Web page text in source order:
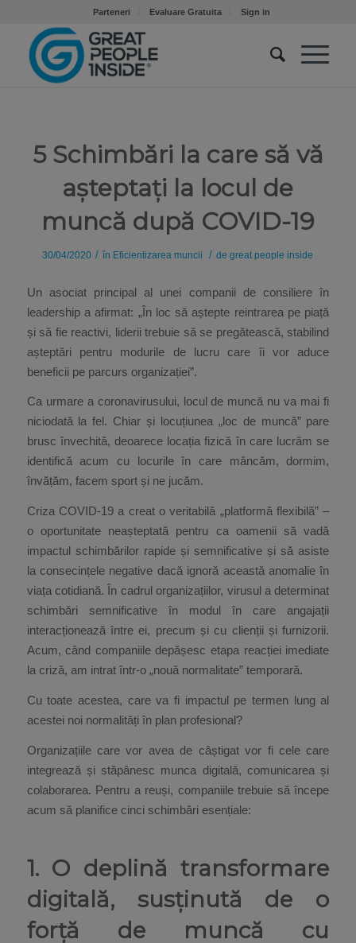
Parteneri Evaluare Gratuita Sign in
5 Schimbări la care să vă
așteptați la locul de
muncă după COVID-19
30/04/2020 / în Eficientizarea muncii / degreat people inside
Un asociat principal al unei companii de consiliere în
leadership a afirmat: „În loc să aștepte reintrarea pe piață
și să fie reactivi, liderii trebuie să se pregătească, stabilind
așteptări pentru modurile de lucru care îi vor aduce
beneficii pe parcurs organizației”.
Ca urmare a coronavirusului, locul de muncă nu va mai fi
niciodată la fel. Chiar și locuțiunea „loc de muncă” pare
brusc învechită, deoarece locația fizică în care lucrăm se
identifică acum cu locurile în care mâncăm, dormim,
învățăm, facem sport și ne jucăm.
Criza COVID-19 a creat o veritabilă „platformă flexibilă” –
o oportunitate neașteptată pentru ca oamenii să vadă
impactul schimbărilor rapide și semnificative și să asiste
la consecințele negative dacă ignoră această anomalie în
viața cotidiană. În cadrul organizațiilor, virusul a determinat
schimbări semnificative în modul în care angajații
interacționează între ei, precum și cu clienții și furnizorii.
Acum, când companiile depășesc etapa reacției imediate
la criză, am intrat într-o „nouă normalitate” temporară.
Cu toate acestea, care va fi impactul pe termen lung al
acestei noi normalități în plan profesional?
Organizațiile care vor avea de câștigat vor fi cele care
integrează și stăpânesc munca digitală, comunicarea și
colaborarea. Pentru a reuși, companiile trebuie să începe
acum să planifice cinci schimbări esențiale:
1. O deplină transformare
digitală, susținută de o
forță de muncă cu